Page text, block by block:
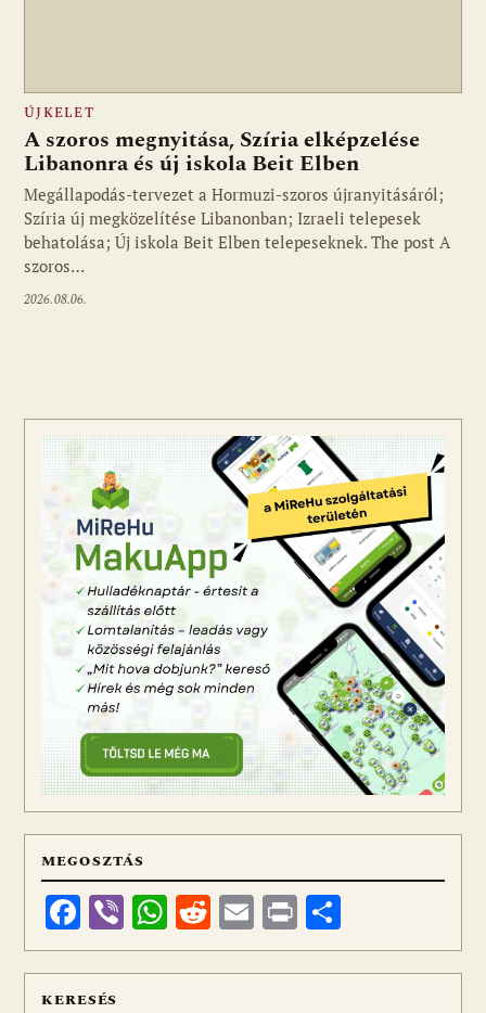
ÚJKELET
A szoros megnyitása, Szíria elképzelése
Libanonra és új iskola Beit Elben
Megállapodás-tervezet a Hormuzi-szoros újranyitásáról;
Szíria új megközelítése Libanonban; Izraeli telepesek
behatolása; Új iskola Beit Elben telepeseknek. The post A
szoros…
2026.08.06.
MEGOSZTÁS
Facebook
ViberWhatsApp
Reddit
Email
Print
meg
KERESÉS